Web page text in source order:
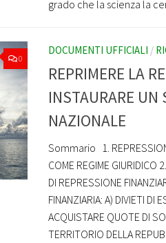
grado che la scienza la
0
DOCUMENTI UFFICIALI /
REPRIMERE LA
INSTAURARE UN
NAZIONALE
Sommario 1.
COME REGIME GIURIDICO
DI REPRESSIONE
FINANZIARIA: A) DIVIETI DI
ACQUISTARE QUOTE DI
TERRITORIO DELLA